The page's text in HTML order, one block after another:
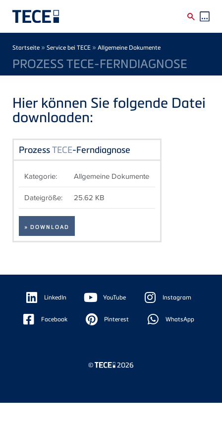
Breadcrumb
Startseite » Service bei TECE » Allgemeine Dokumente
PROZESS TECE-FERNDIAGNOSE
Hier können Sie folgende Datei
downloaden:
ProzessTECE-Ferndiagnose
Kategorie: Allgemeine Dokumente
Dateigröße: 25.62 KB
» DOWNLOAD
Floating
Sidebar LinkedIn YouTube Instagram
Facebook Pinterest WhatsApp
© 2026